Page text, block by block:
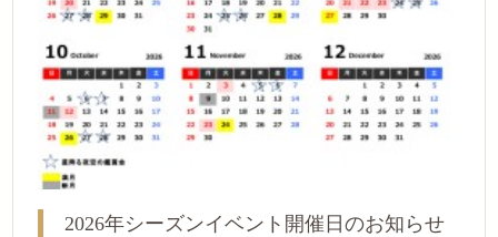
2026年シーズンイベント開催日のお知らせ